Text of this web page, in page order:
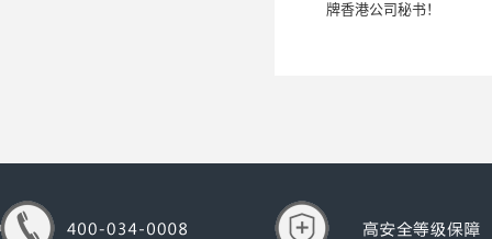
牌香港公司秘书！